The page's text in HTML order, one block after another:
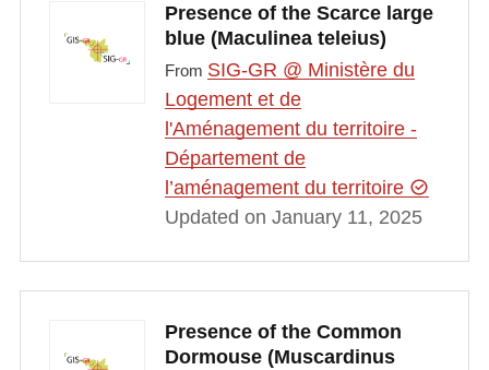
Presence of the Scarce large
blue (Maculinea teleius)
From SIG-GR @ Ministère du
Logement et de
l'Aménagement du territoire -
Département de
l’aménagement du territoire
Updated on January 11, 2025
Presence of the Common
Dormouse (Muscardinus